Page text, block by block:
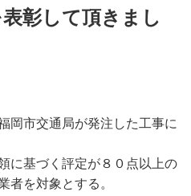
彰して頂きまし
岡市交通局が発注した工事に
に基づく評定が８０点以上の
者を対象とする。